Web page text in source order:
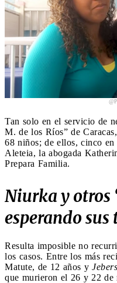
Tan solo en el servicio de
M. de los Ríos” de
68 niños; de ellos, cinco
Aleteia, la abogada
Prepara Familia.
Niurka y otros
esperando
Resulta imposible no
los casos. Entre los más
Matute, de 12 años y
que murieron el 26 y 22 de